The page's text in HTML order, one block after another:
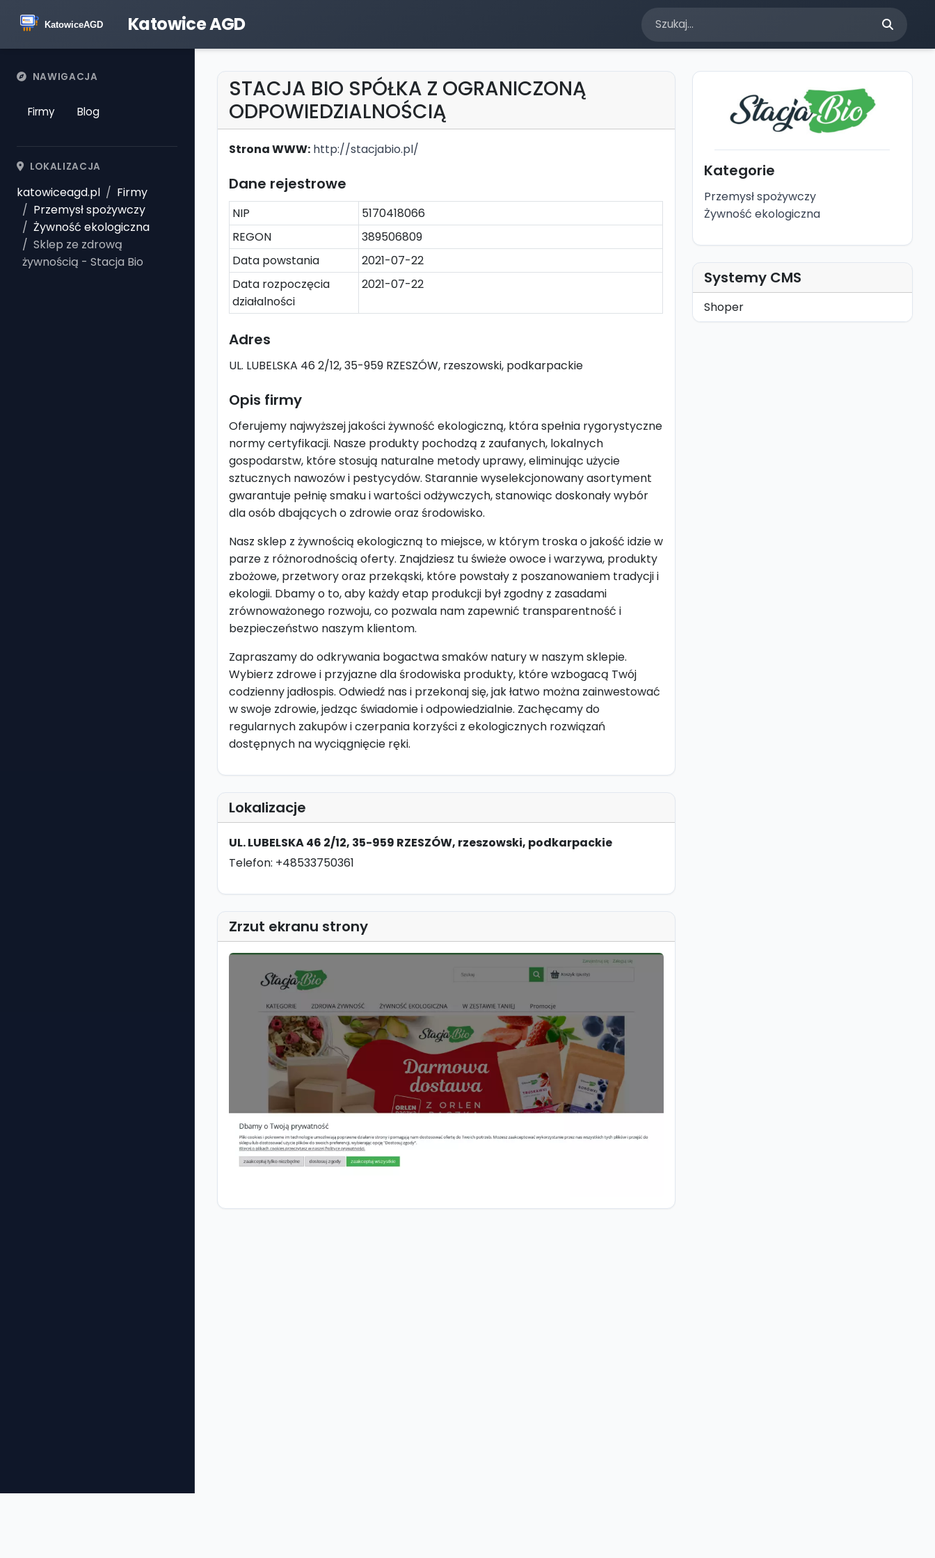
Katowice AGD
NAWIGACJA
Firmy Blog
LOKALIZACJA
katowiceagd.pl
Firmy
Przemysł spożywczy
Żywność ekologiczna
Sklep ze zdrową
żywnością - Stacja Bio
STACJA BIO SPÓŁKA Z OGRANICZONĄ
ODPOWIEDZIALNOŚCIĄ
Strona WWW: http://stacjabio.pl/
Dane rejestrowe
NIP
5170418066
REGON
389506809
Data powstania
2021-07-22
Data rozpoczęcia
działalności
2021-07-22
Adres
UL. LUBELSKA 46 2/12, 35-959 RZESZÓW, rzeszowski, podkarpackie
Opis firmy
Oferujemy najwyższej jakości żywność ekologiczną, która spełnia rygorystyczne
normy certyfikacji. Nasze produkty pochodzą z zaufanych, lokalnych
gospodarstw, które stosują naturalne metody uprawy, eliminując użycie
sztucznych nawozów i pestycydów. Starannie wyselekcjonowany asortyment
gwarantuje pełnię smaku i wartości odżywczych, stanowiąc doskonały wybór
dla osób dbających o zdrowie oraz środowisko.
Nasz sklep z żywnością ekologiczną to miejsce, w którym troska o jakość idzie w
parze z różnorodnością oferty. Znajdziesz tu świeże owoce i warzywa, produkty
zbożowe, przetwory oraz przekąski, które powstały z poszanowaniem tradycji i
ekologii. Dbamy o to, aby każdy etap produkcji był zgodny z zasadami
zrównoważonego rozwoju, co pozwala nam zapewnić transparentność i
bezpieczeństwo naszym klientom.
Zapraszamy do odkrywania bogactwa smaków natury w naszym sklepie.
Wybierz zdrowe i przyjazne dla środowiska produkty, które wzbogacą Twój
codzienny jadłospis. Odwiedź nas i przekonaj się, jak łatwo można zainwestować
w swoje zdrowie, jedząc świadomie i odpowiedzialnie. Zachęcamy do
regularnych zakupów i czerpania korzyści z ekologicznych rozwiązań
dostępnych na wyciągnięcie ręki.
Lokalizacje
UL. LUBELSKA 46 2/12, 35-959 RZESZÓW, rzeszowski, podkarpackie
Telefon: +48533750361
Zrzut ekranu strony
Kategorie
Przemysł spożywczy
Żywność ekologiczna
Systemy CMS
Shoper